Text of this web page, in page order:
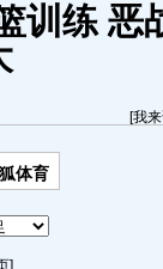
训练 恶
[我
体育
]